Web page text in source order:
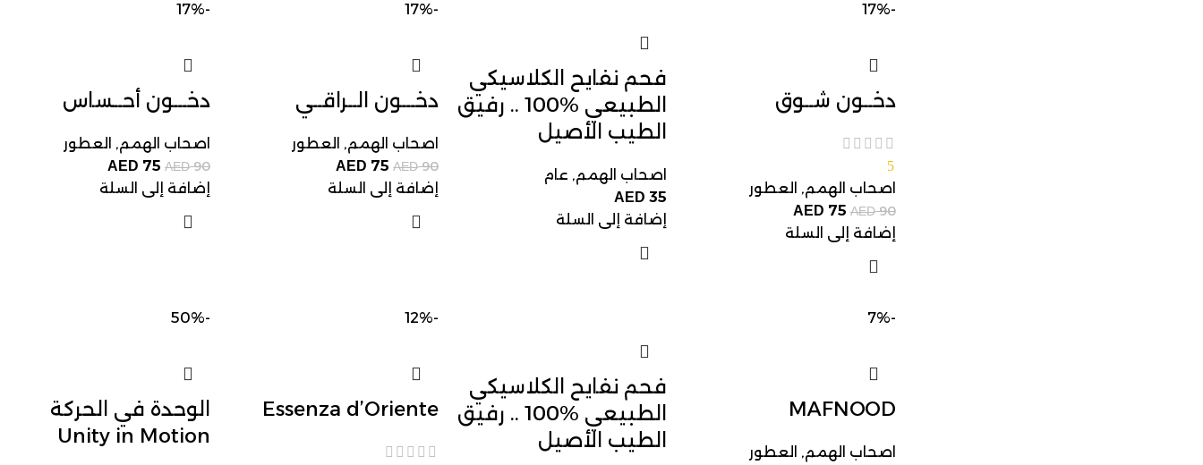
-17%
دخــون شــوق
5
اصحاب الهمم, العطور
AED90
AED 75
إضافة إلى السلة
فحم نفايح الكلاسيكي
الطبيعي 100‎%‎ .. رفيق
الطيب الأصيل
اصحاب الهمم, عام
AED 35
إضافة إلى السلة
-17%
دخـــون الــراقــي
اصحاب الهمم, العطور
AED90
AED 75
إضافة إلى السلة
-17%
دخـــون أحــساس
اصحاب الهمم, العطور
AED90
AED 75
إضافة إلى السلة
-7%
MAFNOOD
اصحاب الهمم, العطور
فحم نفايح الكلاسيكي
الطبيعي 100‎%‎ .. رفيق
الطيب الأصيل
-12%
Essenza d’Oriente
-50%
الوحدة في الحركة
Unity in Motion